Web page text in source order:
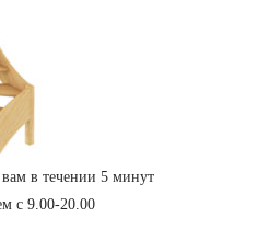
в течении 5 минут
с 9.00-20.00